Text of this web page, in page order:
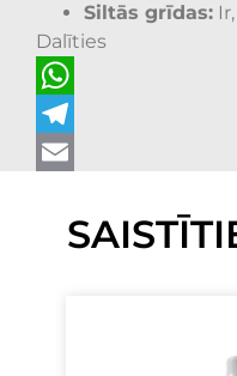
Siltās grīdas:
Dalīties
WhatsApp
Telegram